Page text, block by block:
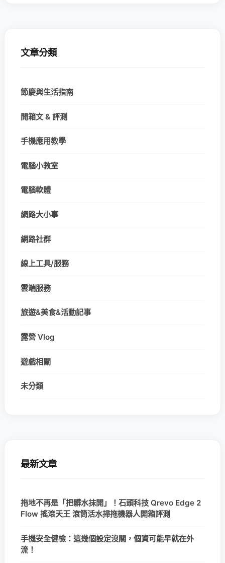
文章分類
節慶與生活指南
開箱文 & 評測
手機應用教學
電腦小教室
電腦軟體
網路大小事
網路社群
線上工具/服務
雲端服務
旅遊&美食&活動記事
露營 Vlog
遊戲相關
未分類
最新文章
拖地不再是「把髒水抹開」！石頭科技 Qrevo Edge 2
Flow 搖滾天王 滾筒活水掃拖機器人開箱評測
手機安全健檢：這幾個設定沒關，個資可能早就在外
流！